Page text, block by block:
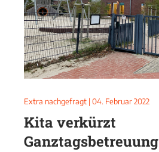
Extra nachgefragt | 04. Februar 2022
Kita verkürzt
Ganztagsbetreuung